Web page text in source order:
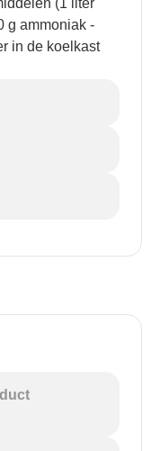
(1 liter
g ammoniak -
in de koelkast